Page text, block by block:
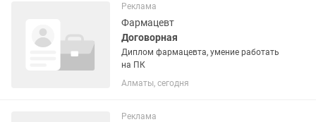
-Мкр. Карасу ул. Мойылды график 2/2...
Реклама
Фармацевт
Договорная
Диплом фармацевта, умение работать
на ПК
Алматы, сегодня
Реклама